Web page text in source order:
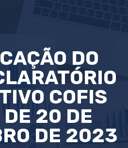
DO
COFIS
DE 20 DE
DE 2023